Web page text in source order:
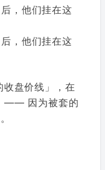
，他们挂在这
，他们挂在这
盘价线」，在
—— 因为被套的